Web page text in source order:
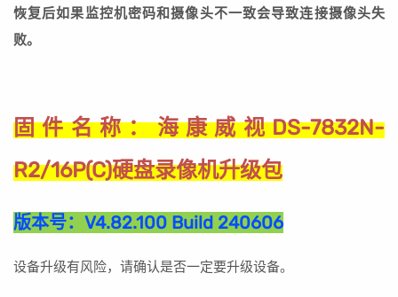
恢复后如果监控机密码和摄像头不一致会导致连接摄像头失
败。
固件名称：海康威视DS-7832N-
R2/16P(C)硬盘录像机升级包
版本号： V4.82.100 Build 240606
设备升级有风险，请确认是否一定要升级设备。